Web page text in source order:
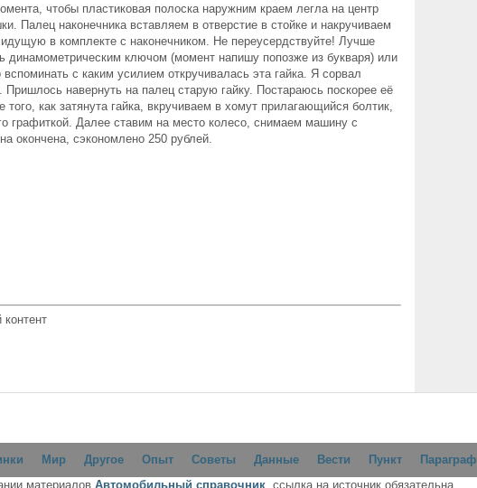
чтобы пластиковая полоска наружним краем легла на центр
Палец наконечника вставляем в отверстие в стойке и накручиваем
идущую в комплекте с наконечником. Не переусердствуйте! Лучше
динамометрическим ключом (момент напишу попозже из букваря) или
вспоминать с каким усилием откручивалась эта гайка. Я сорвал
Пришлось навернуть на палец старую гайку. Постараюсь поскорее её
того, как затянута гайка, вкручиваем в хомут прилагающийся болтик,
графиткой. Далее ставим на место колесо, снимаем машину с
окончена, сэкономлено 250 рублей.
Мир Другое Опыт Советы Данные Вести Пункт Параграф
материалов Автомобильный справочник , ссылка на источник обязательна.